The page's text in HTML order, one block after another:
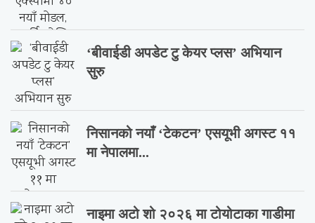
‘बीवाईडी अपडेट टु केयर प्लस’ अभियान
सुरु
निसानको नयाँ ‘टेकटन’ एसयूभी अगस्ट ११
मा नेपालमा...
नाइमा अटो शो २०२६ मा टोयोटाका गाडीमा